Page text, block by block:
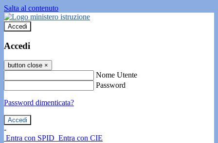
Salta al contenuto
Accedi
Accedi
button close ×
Nome Utente
Password
Password dimenticata?
-
Entra con SPID Entra con CIE